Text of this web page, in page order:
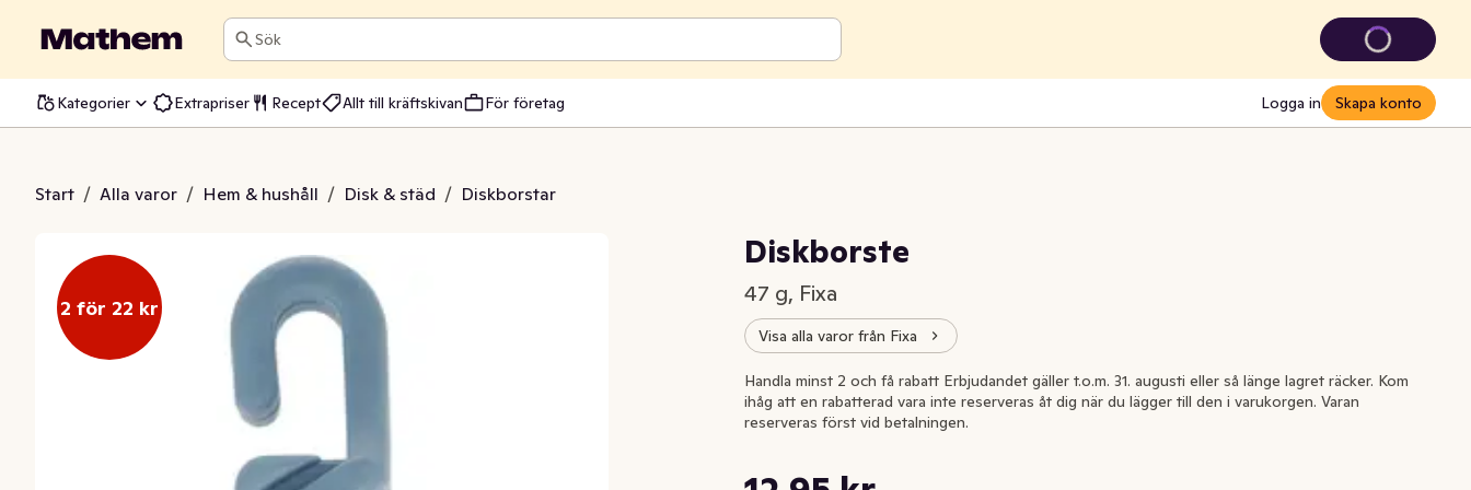
Sök
Kategorier Extrapriser Recept Allt till kräftskivan För företag Logga in Skapa konto
Start / Alla varor / Hem & hushåll / Disk & städ / Diskborstar
2 för 22 kr
Diskborste
47 g, Fixa
Visa alla varor från Fixa
Styckpris: 12,95 kr /st
Handla minst 2 och få rabatt Erbjudandet gäller t.o.m. 31. augusti eller så länge lagret räcker. Kom
ihåg att en rabatterad vara inte reserveras åt dig när du lägger till den i varukorgen. Varan
reserveras först vid betalningen.